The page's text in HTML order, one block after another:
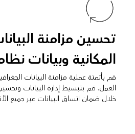
تحسين مزامنة
المكانية وبيانات
قم بأتمتة عملية مزامنة البيانات
العمل. قم بتبسيط إدارة البيانات
خلال ضمان اتساق البيانات عبر جميع